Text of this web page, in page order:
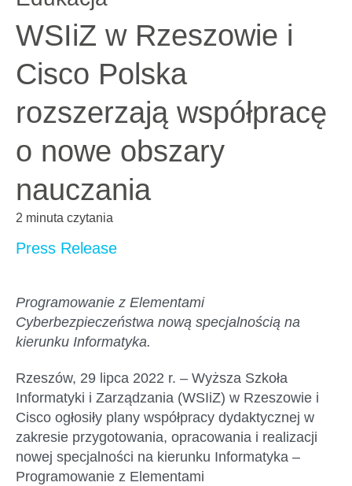
WSIiZ w Rzeszowie i
Cisco Polska
rozszerzają współpracę
o nowe obszary
nauczania
2 minuta czytania
Press Release
Programowanie z Elementami
Cyberbezpieczeństwa nową specjalnością na
kierunku Informatyka.
Rzeszów, 29 lipca 2022 r. – Wyższa Szkoła
Informatyki i Zarządzania (WSIiZ) w Rzeszowie i
Cisco ogłosiły plany współpracy dydaktycznej w
zakresie przygotowania, opracowania i realizacji
nowej specjalności na kierunku Informatyka –
Programowanie z Elementami